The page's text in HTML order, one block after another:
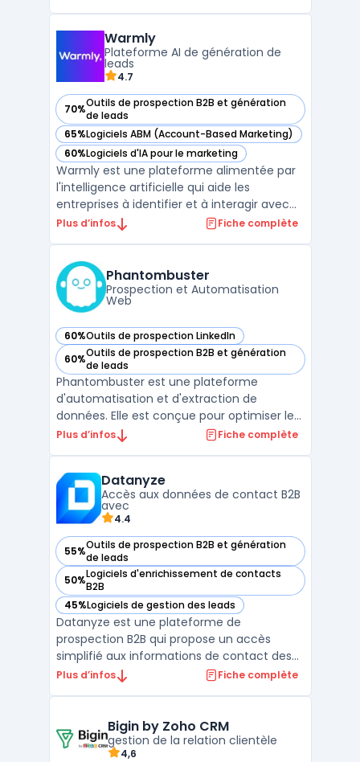
principalement pour les campagnes de
prospection, Expandi ...
Warmly
Plateforme AI de génération de
leads
4.7
70%Outils de prospection B2B et génération
de leads
— voir Warmly dans cette catégorie
65%Logiciels ABM (Account-Based Marketing)
— voir Warmly dans cette catégorie
60%Logiciels d'IA pour le marketing
— voir Warmly dans cette catégorie
Warmly est une plateforme alimentée par
l'intelligence artificielle qui aide les
entreprises à identifier et à interagir avec
des visiteurs à fort potentiel sur leur site
commerciales et marketing de repérer les
visiteurs anonyme ...
Plus d’infos Fiche complète
Phantombuster
Prospection et Automatisation
Web
60%Outils de prospection LinkedIn
— voir Phantombuster dans cette catégorie
60%Outils de prospection B2B et génération
de leads
— voir Phantombuster dans cette catégorie
Phantombuster est une plateforme
d'automatisation et d'extraction de
données. Elle est conçue pour optimiser les
stratégies de prospection en ligne.L'outil
automatisées sur différents réseaux
sociaux et sites web. Avec Phantombuster,
...
Plus d’infos Fiche complète
Datanyze
Accès aux données de contact B2B
avec
4.4
55%Outils de prospection B2B et génération
de leads
— voir Datanyze dans cette catégorie
50%Logiciels d'enrichissement de contacts
B2B
— voir Datanyze dans cette catégorie
45%Logiciels de gestion des leads
— voir Datanyze dans cette catégorie
Datanyze est une plateforme de
prospection B2B qui propose un accès
simplifié aux informations de contact des
prospects via une extension Google
contact (emails, numéros directs) en
temps réel à partir de sites tels que LinkedI
Plus d’infos Fiche complète
Bigin by Zoho CRM
gestion de la relation clientèle
4,6